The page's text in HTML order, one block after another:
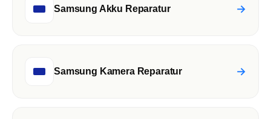
Samsung Akku Reparatur →
Samsung Kamera Reparatur →